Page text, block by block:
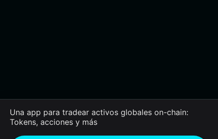
Una app para tradear activos globales on-chain:
Tokens, acciones y más